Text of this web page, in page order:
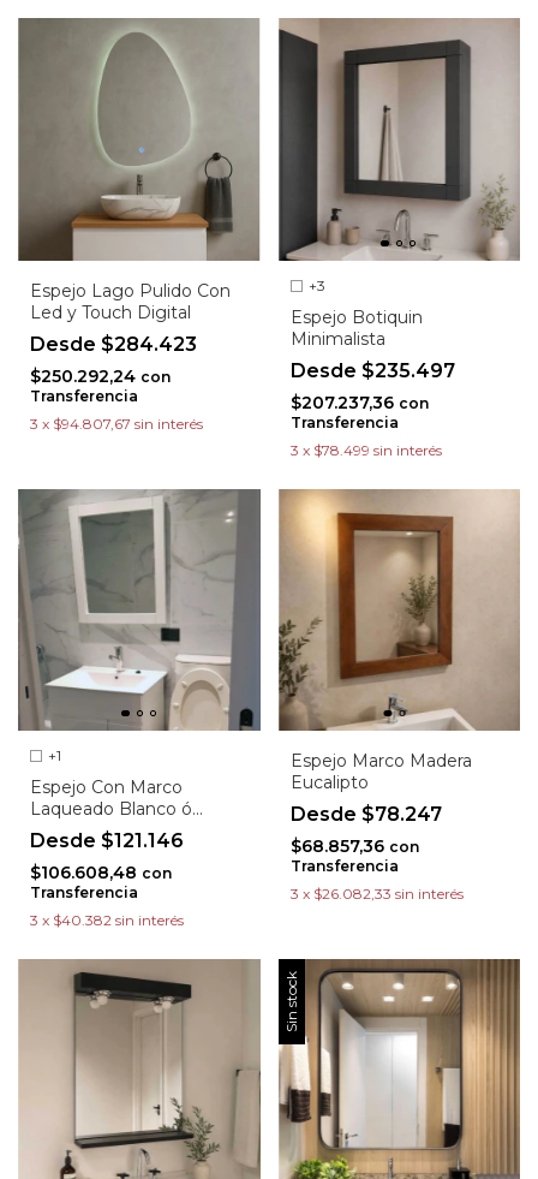
Espejo Lago Pulido Con
Led y Touch Digital
$284.423
$250.292,24 con
Transferencia
3 x $94.807,67 sin interés
+3
Espejo Botiquin
Minimalista
$235.497
$207.237,36 con
Transferencia
3 x $78.499 sin interés
+1
Espejo Con Marco
Laqueado Blanco ó
Wengue$121.146
$106.608,48 con
Transferencia
3 x $40.382 sin interés
Espejo Marco Madera
Eucalipto
$78.247
$68.857,36 con
Transferencia
3 x $26.082,33 sin interés
Sin stock